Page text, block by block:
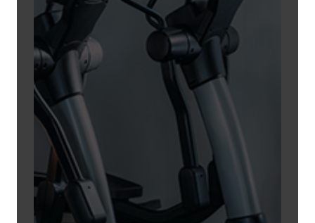
Appareils
d'échauffement
Un espace dédié à l'échauffement
est mis à disposition des joueurs.